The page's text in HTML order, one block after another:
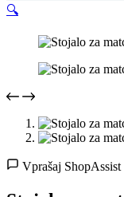
🔍
Vprašaj ShopAssist